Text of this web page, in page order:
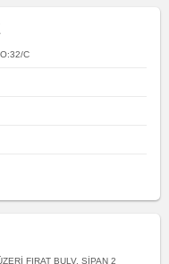
C
FIRAT BULV. SİPAN 2